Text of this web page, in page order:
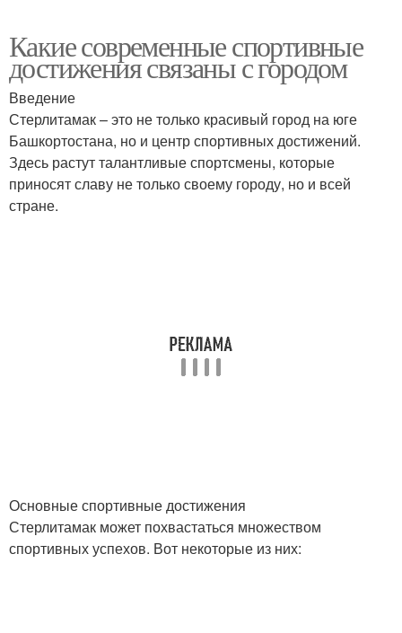
Какие современные спортивные
достижения связаны с городом
Введение
Стерлитамак – это не только красивый город на юге
Башкортостана, но и центр спортивных достижений.
Здесь растут талантливые спортсмены, которые
приносят славу не только своему городу, но и всей
стране.
Основные спортивные достижения
Стерлитамак может похвастаться множеством
спортивных успехов. Вот некоторые из них: